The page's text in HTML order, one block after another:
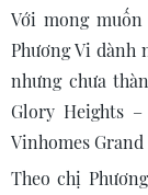
Với mong
Phương Vi
nhưng chưa
Glory Heights
Vinhomes
Theo chị